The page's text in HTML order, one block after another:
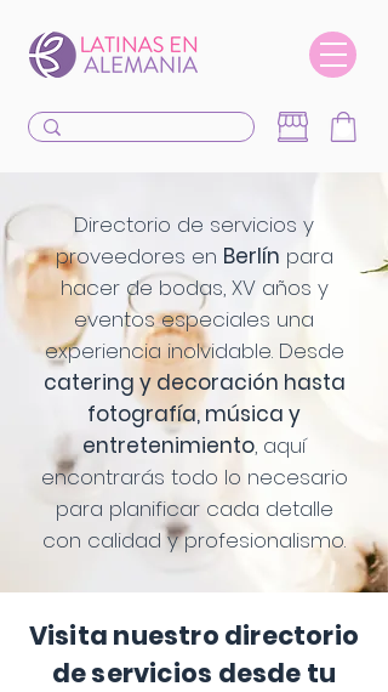
Directorio de servicios y
proveedores en Berlín para
hacer de bodas, XV años y
eventos especiales una
experiencia inolvidable. Desde
catering y decoración hasta
fotografía, música y
entretenimiento, aquí
encontrarás todo lo necesario
para planificar cada detalle
con calidad y profesionalismo.
Visita nuestro directorio
de servicios desde tu